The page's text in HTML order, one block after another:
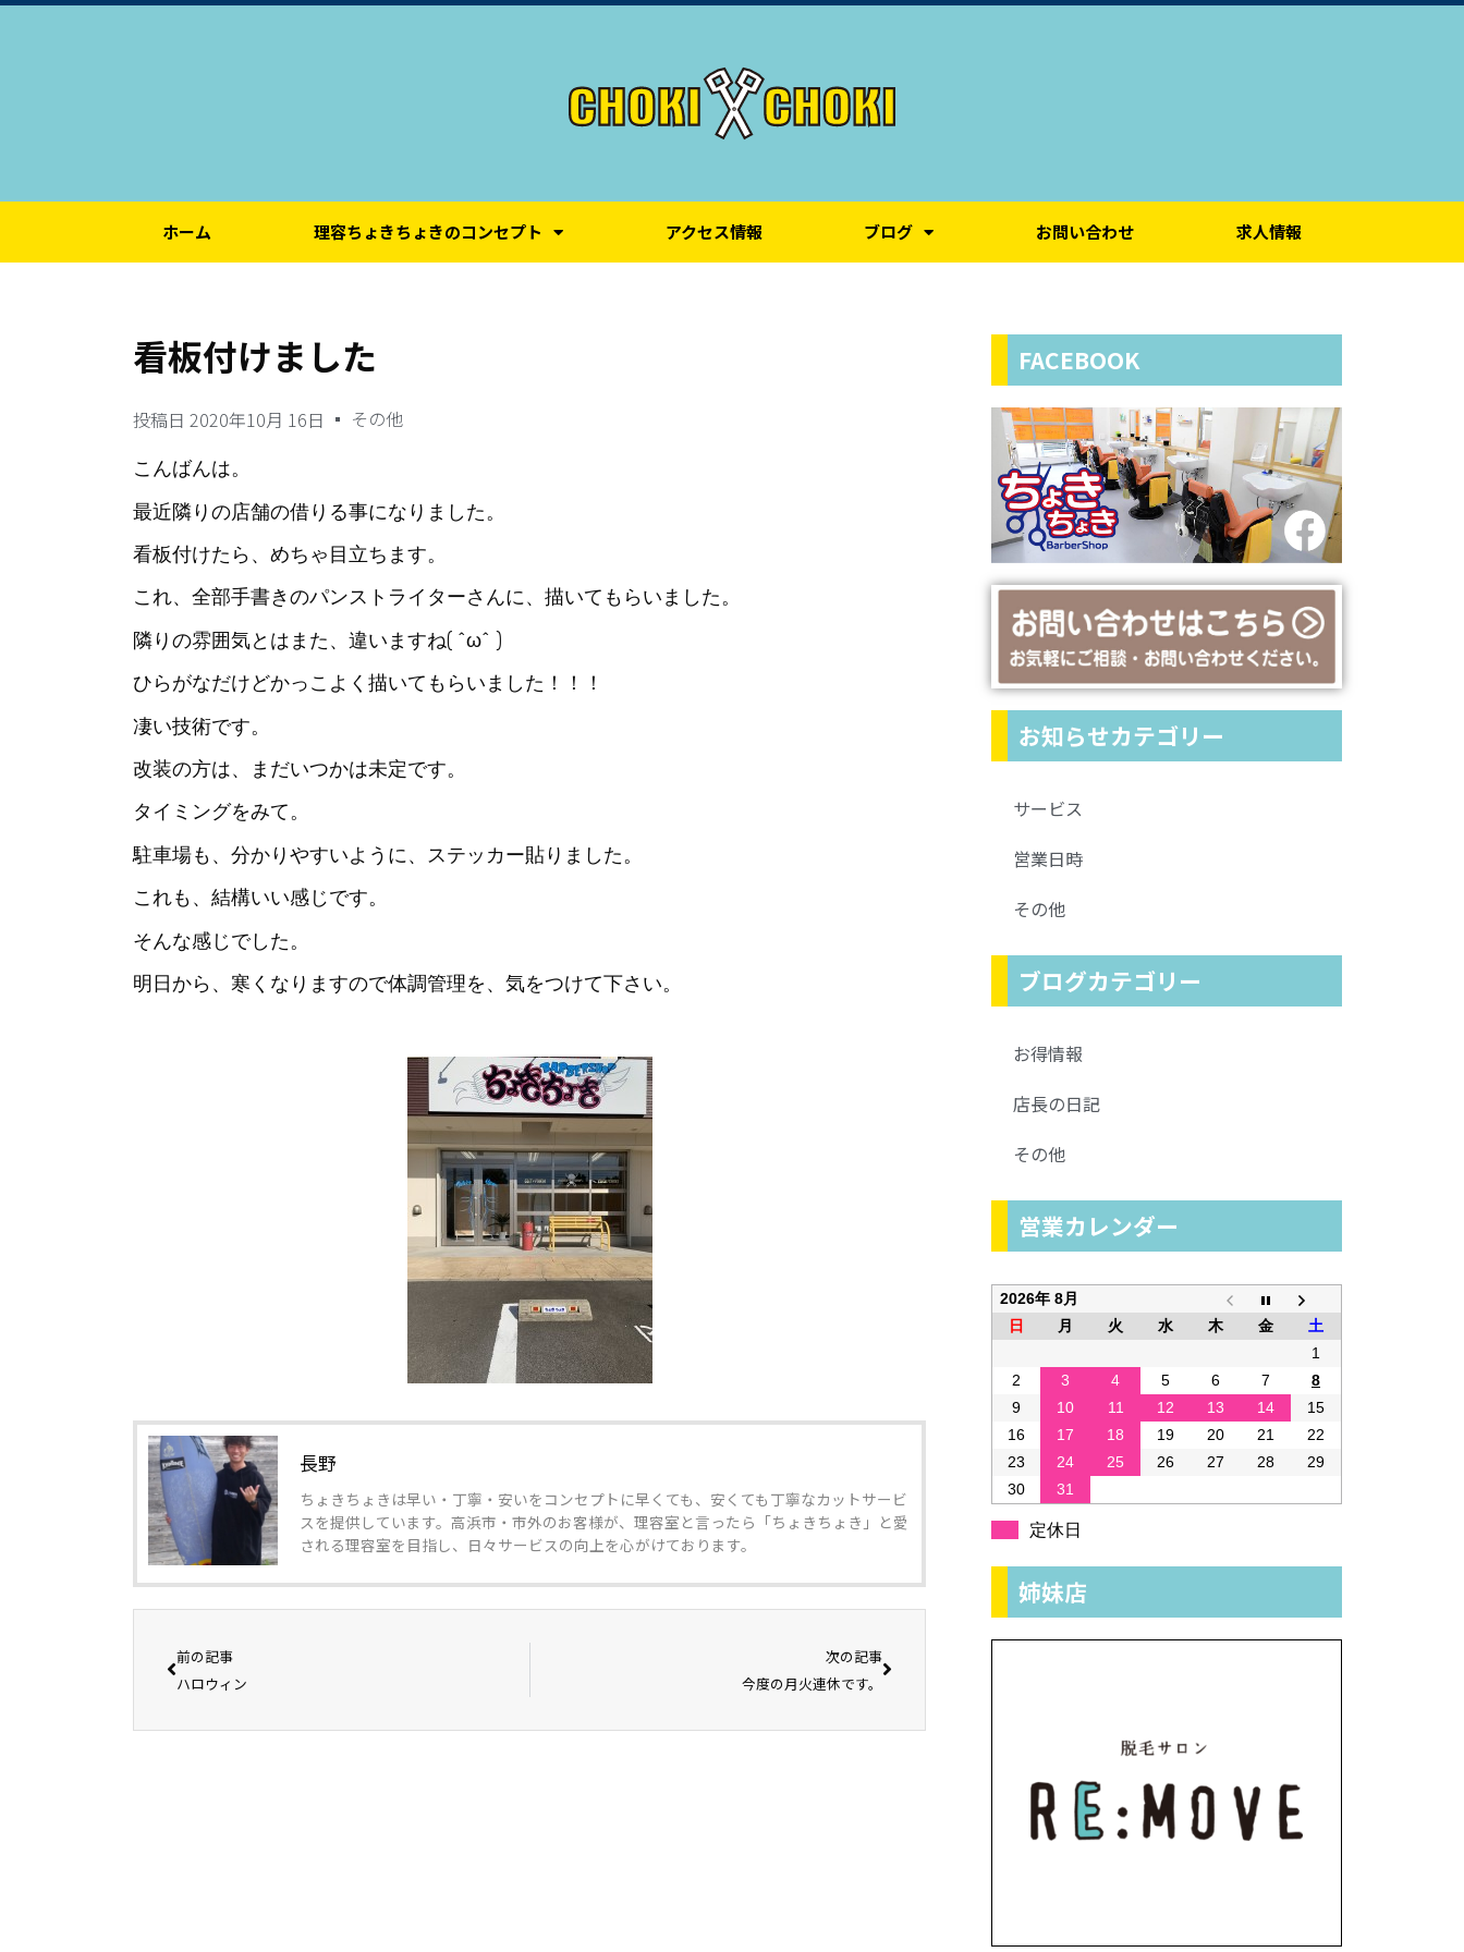
ホーム 理容ちょきちょきのコンセプト アクセス情報 ブログ お問い合わせ 求人情報
看板付けました
投稿日 2020年10月 16日 その他
こんばんは。
最近隣りの店舗の借りる事になりました。
看板付けたら、めちゃ目立ちます。
これ、全部手書きのパンストライターさんに、描いてもらいました。
隣りの雰囲気とはまた、違いますね( ^ω^ )
ひらがなだけどかっこよく描いてもらいました！！！
凄い技術です。
改装の方は、まだいつかは未定です。
タイミングをみて。
駐車場も、分かりやすいように、ステッカー貼りました。
これも、結構いい感じです。
そんな感じでした。
明日から、寒くなりますので体調管理を、気をつけて下さい。
長野
ちょきちょきは早い・丁寧・安いをコンセプトに早くても、安くても丁寧なカットサービ
スを提供しています。高浜市・市外のお客様が、理容室と言ったら「ちょきちょき」と愛
される理容室を目指し、日々サービスの向上を心がけております。
前の記事
ハロウィン
次の記事
今度の月火連休です。
FACEBOOK
お知らせカテゴリー
サービス
営業日時
その他
ブログカテゴリー
お得情報
店長の日記
その他
営業カレンダー
2026年 8月
日
月 火 水 木 金
土
1
2
3 4 5 6 7
8
9
10 11 12 13 14
15
16
17 18 19 20 21
22
23
24 25 26 27 28
29
30
31
定休日
姉妹店